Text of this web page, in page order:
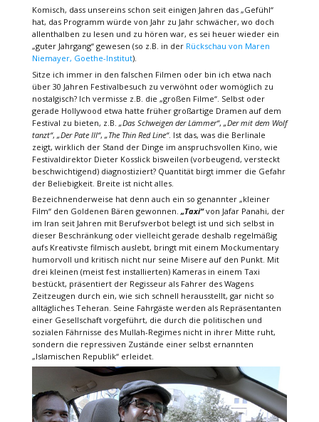
Komisch, dass unsereins schon seit einigen Jahren das „Gefühl“
hat, das Programm würde von Jahr zu Jahr schwächer, wo doch
allenthalben zu lesen und zu hören war, es sei heuer wieder ein
„guter Jahrgang“ gewesen (so z.B. in der Rückschau von Maren
Niemayer, Goethe-Institut).
Sitze ich immer in den falschen Filmen oder bin ich etwa nach
über 30 Jahren Festivalbesuch zu verwöhnt oder womöglich zu
nostalgisch? Ich vermisse z.B. die „großen Filme“. Selbst oder
gerade Hollywood etwa hatte früher großartige Dramen auf dem
Festival zu bieten, z.B. „Das Schweigen der Lämmer“, „Der mit dem Wolf
tanzt“, „Der Pate III“, „The Thin Red Line“. Ist das, was die Berlinale
zeigt, wirklich der Stand der Dinge im anspruchsvollen Kino, wie
Festivaldirektor Dieter Kosslick bisweilen (vorbeugend, versteckt
beschwichtigend) diagnostiziert? Quantität birgt immer die Gefahr
der Beliebigkeit. Breite ist nicht alles.
Bezeichnenderweise hat denn auch ein so genannter „kleiner
Film“ den Goldenen Bären gewonnen. „Taxi“von Jafar Panahi, der
im Iran seit Jahren mit Berufsverbot belegt ist und sich selbst in
dieser Beschränkung oder vielleicht gerade deshalb regelmäßig
aufs Kreativste filmisch auslebt, bringt mit einem Mockumentary
humorvoll und kritisch nicht nur seine Misere auf den Punkt. Mit
drei kleinen (meist fest installierten) Kameras in einem Taxi
bestückt, präsentiert der Regisseur als Fahrer des Wagens
Zeitzeugen durch ein, wie sich schnell herausstellt, gar nicht so
alltägliches Teheran. Seine Fahrgäste werden als Repräsentanten
einer Gesellschaft vorgeführt, die durch die politischen und
sozialen Fährnisse des Mullah-Regimes nicht in ihrer Mitte ruht,
sondern die repressiven Zustände einer selbst ernannten
„Islamischen Republik“ erleidet.